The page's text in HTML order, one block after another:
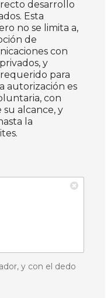
desarrollo
Esta
no se limita a,
de
con
y
para
autorización es
con
alcance, y
la
y con el dedo